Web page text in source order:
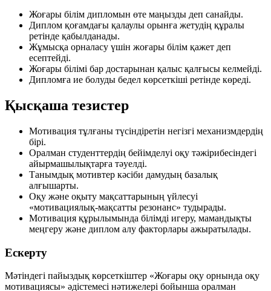
Жоғары білім дипломын өте маңызды деп санайды.
Диплом қоғамдағы қалаулы орынға жетудің құралы
ретінде қабылданады.
Жұмысқа орналасу үшін жоғары білім қажет деп
есептейді.
Жоғары білімі бар достарынан қалыс қалғысы келмейді.
Дипломға ие болуды бедел көрсеткіші ретінде көреді.
Қысқаша тезистер
Мотивация тұлғаны түсіндіретін негізгі механизмдердің
бірі.
Оралман студенттердің бейімделуі оқу тәжірибесіндегі
айырмашылықтарға тәуелді.
Танымдық мотивтер кәсіби дамудың базалық
алғышарты.
Оқу және оқыту мақсаттарының үйлесуі
«мотивациялық-мақсатты резонанс» тудырады.
Мотивация құрылымында білімді игеру, мамандықты
меңгеру және диплом алу факторлары ажыратылады.
Ескерту
Мәтіндегі пайыздық көрсеткіштер «Жоғары оқу орнында оқу
мотивациясы» әдістемесі нәтижелері бойынша оралман